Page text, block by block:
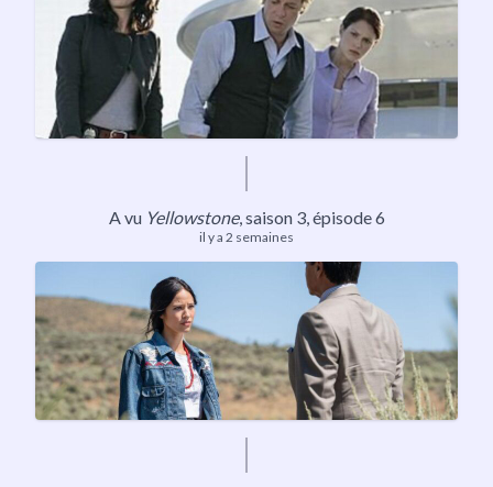
A vu Yellowstone,saison 3, épisode 6
il y a 2 semaines